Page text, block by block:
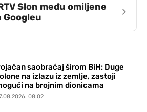
Slon među omiljene
Googleu
›
saobraćaj širom BiH: Duge
na izlazu iz zemlje, zastoji
na brojnim dionicama
08:02